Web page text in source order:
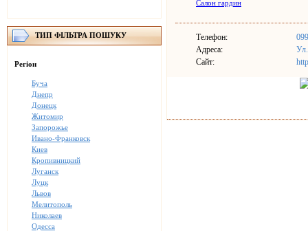
ТИП ФІЛЬТРА ПОШУКУ
Регіон
Буча
Днепр
Донецк
Житомир
Запорожье
Ивано-Франковск
Киев
Кропивницкий
Луганск
Луцк
Львов
Мелитополь
Николаев
Одесса
Телефон:
Адреса:
Сайт: